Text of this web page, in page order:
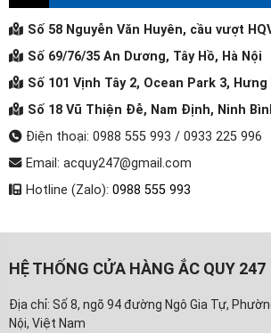
Số 58 Nguyễn Văn Huyên, cầu vượt
Số 69/76/35 An Dương, Tây Hồ, Hà Nội
Số 101 Vịnh Tây 2, Ocean Park 3, Hưng
Số 18 Vũ Thiện Đễ, Nam Định, Ninh
Điện thoại: 0988 555 993 / 0933 225 996
Email: acquy247@gmail.com
Hotline (Zalo): 0988 555 993
HỆ THỐNG CỬA HÀNG ẮC QUY 247
Địa chỉ: Số 8, ngõ 94 đường Ngô Gia Tự,
Nội, Việt Nam